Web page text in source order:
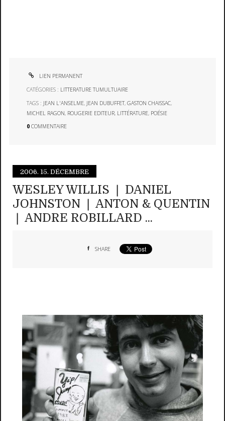
LIEN PERMANENT
CATÉGORIES : LITTERATURE TUMULTUAIRE
TAGS : JEAN L'ANSELME, JEAN DUBUFFET,GASTON CHAISSAC,
MICHEL RAGON, ROUGERIE EDITEUR, LITTÉRATURE, POÉSIE
0 COMMENTAIRE
2006. 15. DÉCEMBRE
WESLEY WILLIS ❘ DANIEL
JOHNSTON ❘ ANTON & QUENTIN
❘ ANDRE ROBILLARD ...
SHARE